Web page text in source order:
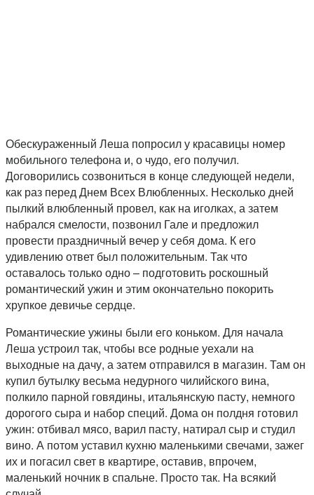
Обескураженный Леша попросил у красавицы номер
мобильного телефона и, о чудо, его получил.
Договорились созвониться в конце следующей недели,
как раз перед Днем Всех Влюбленных. Несколько дней
пылкий влюбленный провел, как на иголках, а затем
набрался смелости, позвонил Гале и предложил
провести праздничный вечер у себя дома. К его
удивлению ответ был положительным. Так что
оставалось только одно – подготовить роскошный
романтический ужин и этим окончательно покорить
хрупкое девичье сердце.
Романтические ужины были его коньком. Для начала
Леша устроил так, чтобы все родные уехали на
выходные на дачу, а затем отправился в магазин. Там он
купил бутылку весьма недурного чилийского вина,
полкило парной говядины, итальянскую пасту, немного
дорогого сыра и набор специй. Дома он полдня готовил
ужин: отбивал мясо, варил пасту, натирал сыр и студил
вино. А потом уставил кухню маленькими свечами, зажег
их и погасил свет в квартире, оставив, впрочем,
маленький ночник в спальне. Просто так. На всякий